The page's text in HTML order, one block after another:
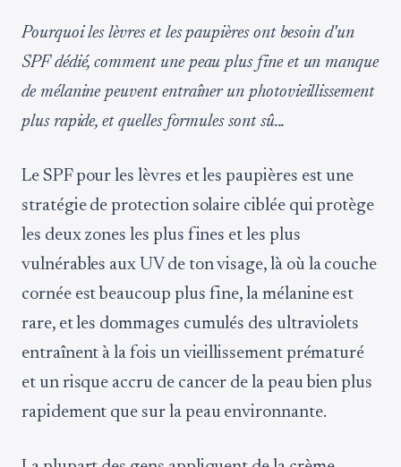
Pourquoi les lèvres et les paupières ont besoin d'un
SPF dédié, comment une peau plus fine et un manque
de mélanine peuvent entraîner un photovieillissement
plus rapide, et quelles formules sont sû...
Le SPF pour les lèvres et les paupières est une
stratégie de protection solaire ciblée qui protège
les deux zones les plus fines et les plus
vulnérables aux UV de ton visage, là où la couche
cornée est beaucoup plus fine, la mélanine est
rare, et les dommages cumulés des ultraviolets
entraînent à la fois un vieillissement prématuré
et un risque accru de cancer de la peau bien plus
rapidement que sur la peau environnante.